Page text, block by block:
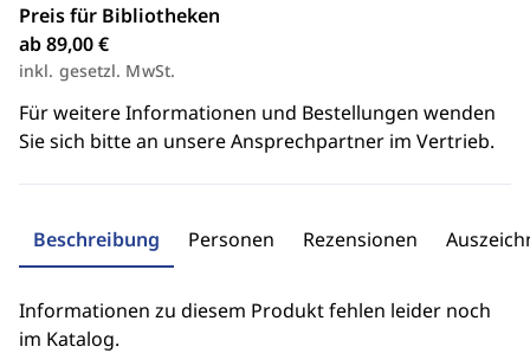
Preis für Bibliotheken
ab 89,00 €
inkl. gesetzl. MwSt.
Für weitere Informationen und Bestellungen wenden
Sie sich bitte an unsere Ansprechpartner im Vertrieb.
Beschreibung Personen Rezensionen
Informationen zu diesem Produkt fehlen leider noch
im Katalog.